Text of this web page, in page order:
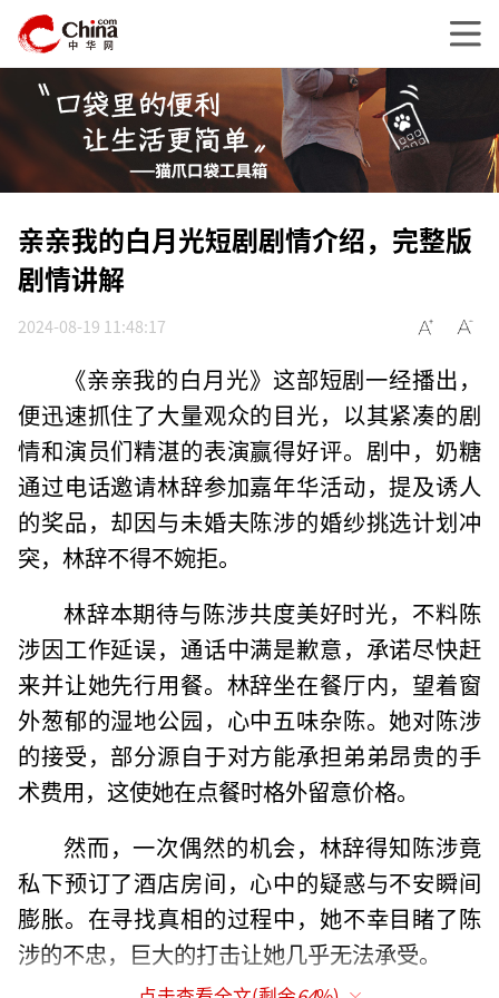
亲亲我的白月光短剧剧情介绍，完整版
剧情讲解
2024-08-19 11:48:17
《亲亲我的白月光》这部短剧一经播出，
便迅速抓住了大量观众的目光，以其紧凑的剧
情和演员们精湛的表演赢得好评。剧中，奶糖
通过电话邀请林辞参加嘉年华活动，提及诱人
的奖品，却因与未婚夫陈涉的婚纱挑选计划冲
突，林辞不得不婉拒。
林辞本期待与陈涉共度美好时光，不料陈
涉因工作延误，通话中满是歉意，承诺尽快赶
来并让她先行用餐。林辞坐在餐厅内，望着窗
外葱郁的湿地公园，心中五味杂陈。她对陈涉
的接受，部分源自于对方能承担弟弟昂贵的手
术费用，这使她在点餐时格外留意价格。
然而，一次偶然的机会，林辞得知陈涉竟
私下预订了酒店房间，心中的疑惑与不安瞬间
膨胀。在寻找真相的过程中，她不幸目睹了陈
涉的不忠，巨大的打击让她几乎无法承受。